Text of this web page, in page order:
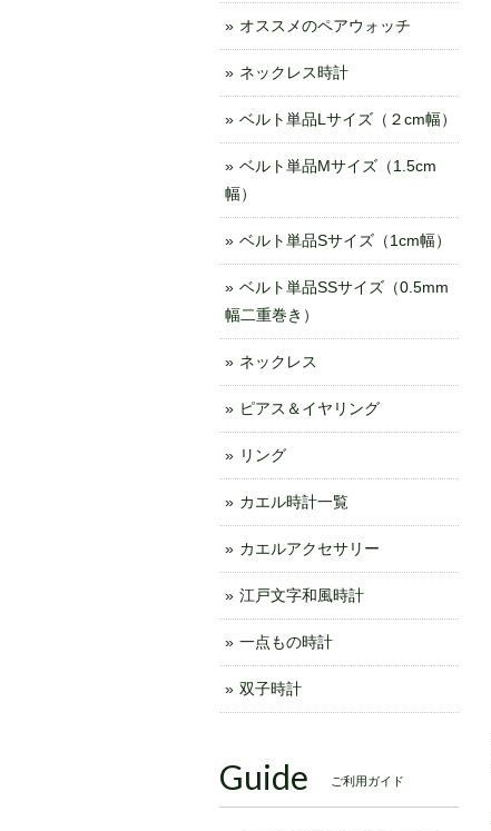
オススメのペアウォッチ
ネックレス時計
ベルト単品Lサイズ（２cm幅）
ベルト単品Mサイズ（1.5cm
幅）
ベルト単品Sサイズ（1cm幅）
ベルト単品SSサイズ（0.5mm
幅二重巻き）
ネックレス
ピアス＆イヤリング
リング
カエル時計一覧
カエルアクセサリー
江戸文字和風時計
一点もの時計
双子時計
Guide ご利用ガイド